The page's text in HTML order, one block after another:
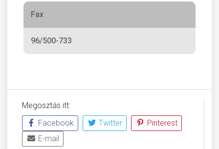
Fax
96/500-733
Megosztás itt:
Facebook
Twitter
Pinterest
E-mail